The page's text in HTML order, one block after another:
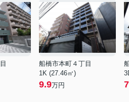
船橋市本町４丁目
1K (27.46㎡)
9.9万円